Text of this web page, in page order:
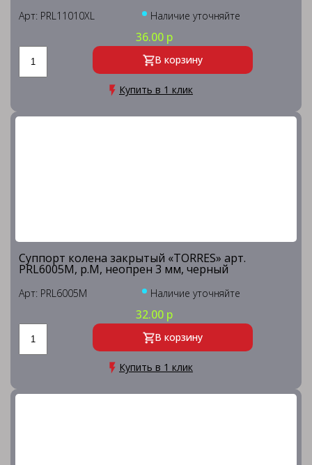
Арт: PRL11010XL Наличие уточняйте
36.00 р
В корзину
Купить в 1 клик
Суппорт колена закрытый «TORRES» арт.
PRL6005M, р.M, неопрен 3 мм, черный
Арт: PRL6005M Наличие уточняйте
32.00 р
В корзину
Купить в 1 клик